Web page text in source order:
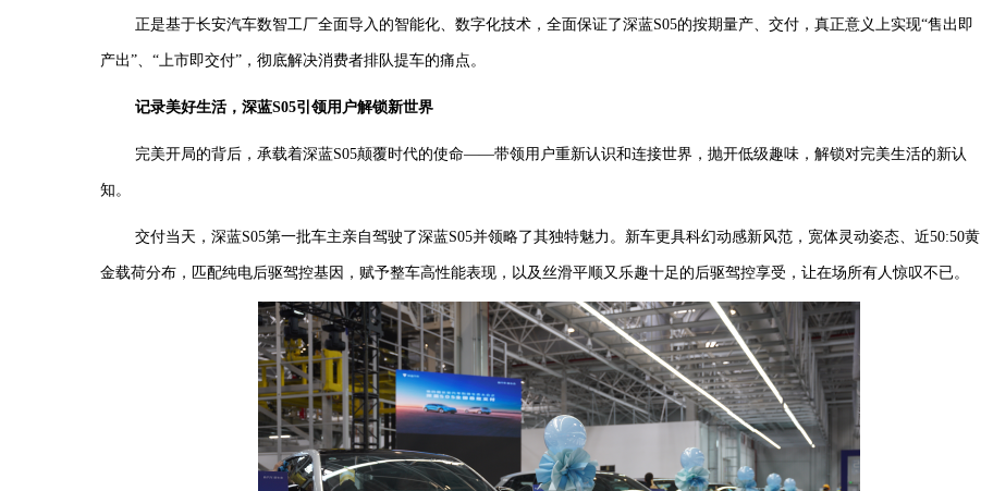
正是基于长安汽车数智工厂全面导入的智能化、数字化技术， 全面保证了深蓝S05的按期量产、 交付， 真正意义上实现“售出即
产出”、 “上市即交付” ， 彻底解决消费者排队提车的痛点。
记录美好生活，深蓝S05引领用户解锁新世界
完美开局的背后，承载着深蓝S05颠覆时代的使命——带领用户重新认识和连接世界，抛开低级趣味，解锁对完美生活的新认
知。
交付当天， 深蓝S05第一批车主亲自驾驶了深蓝S05并领略了其独特魅力。 新车更具科幻动感新风范，宽体灵动姿态、近50:50黄
金载荷分布，匹配纯电后驱驾控基因，赋予整车高性能表现，以及丝滑平顺又乐趣十足的后驱驾控享受，让在场所有人惊叹不已。